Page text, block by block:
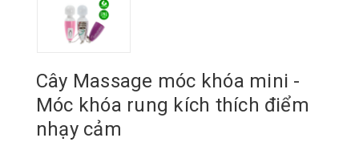
Cây Massage móc khóa mini -
Móc khóa rung kích thích điểm
nhạy cảm